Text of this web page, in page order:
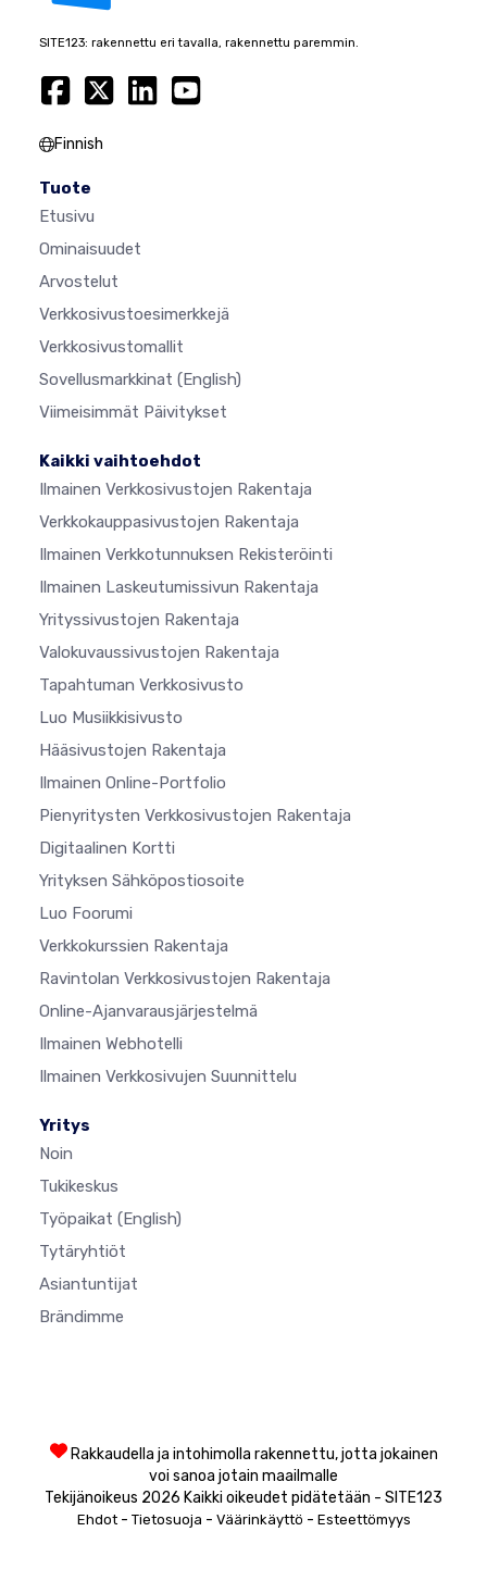
SITE123: rakennettu eri tavalla, rakennettu paremmin.
Finnish
Tuote
Etusivu
Ominaisuudet
Arvostelut
Verkkosivustoesimerkkejä
Verkkosivustomallit
Sovellusmarkkinat (English)
Viimeisimmät Päivitykset
Kaikki vaihtoehdot
Ilmainen Verkkosivustojen Rakentaja
Verkkokauppasivustojen Rakentaja
Ilmainen Verkkotunnuksen Rekisteröinti
Ilmainen Laskeutumissivun Rakentaja
Yrityssivustojen Rakentaja
Valokuvaussivustojen Rakentaja
Tapahtuman Verkkosivusto
Luo Musiikkisivusto
Hääsivustojen Rakentaja
Ilmainen Online-Portfolio
Pienyritysten Verkkosivustojen Rakentaja
Digitaalinen Kortti
Yrityksen Sähköpostiosoite
Luo Foorumi
Verkkokurssien Rakentaja
Ravintolan Verkkosivustojen Rakentaja
Online-Ajanvarausjärjestelmä
Ilmainen Webhotelli
Ilmainen Verkkosivujen Suunnittelu
Yritys
Noin
Tukikeskus
Työpaikat (English)
Tytäryhtiöt
Asiantuntijat
Brändimme
Rakkaudella ja intohimolla rakennettu, jotta jokainen
voi sanoa jotain maailmalle
Tekijänoikeus 2026 Kaikki oikeudet pidätetään - SITE123
Ehdot- Tietosuoja - Väärinkäyttö - Esteettömyys